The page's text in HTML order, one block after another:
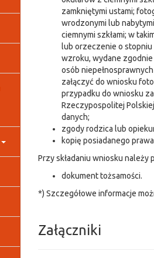
zamkniętymi ustami;
wrodzonymi lub
ciemnymi szkłami; w
lub orzeczenie o stopniu
wzroku, wydane
osób
załączyć do wniosku
przypadku do wniosku
Rzeczypospolitej
danych;
zgody rodzica lub
kopię posiadanego
Przy składaniu wniosku należy
dokument tożsamości.
*) Szczegółowe informacje
Załączniki